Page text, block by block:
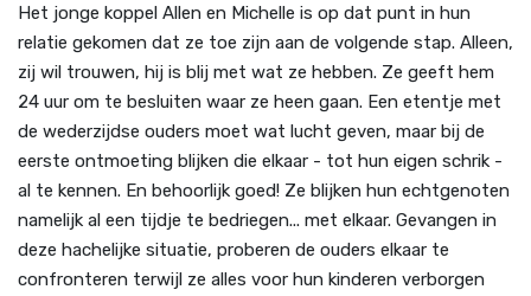
Het jonge koppel Allen en Michelle is op dat punt in hun
relatie gekomen dat ze toe zijn aan de volgende stap. Alleen,
zij wil trouwen, hij is blij met wat ze hebben. Ze geeft hem
24 uur om te besluiten waar ze heen gaan. Een etentje met
de wederzijdse ouders moet wat lucht geven, maar bij de
eerste ontmoeting blijken die elkaar - tot hun eigen schrik -
al te kennen. En behoorlijk goed! Ze blijken hun echtgenoten
namelijk al een tijdje te bedriegen... met elkaar. Gevangen in
deze hachelijke situatie, proberen de ouders elkaar te
confronteren terwijl ze alles voor hun kinderen verborgen